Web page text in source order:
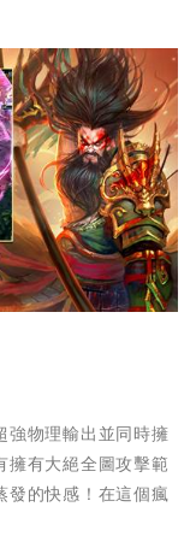
物理輸出並同時擁
有大絕全圖攻擊範
發的快感！在這個瘋